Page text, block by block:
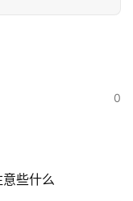
0
些什么